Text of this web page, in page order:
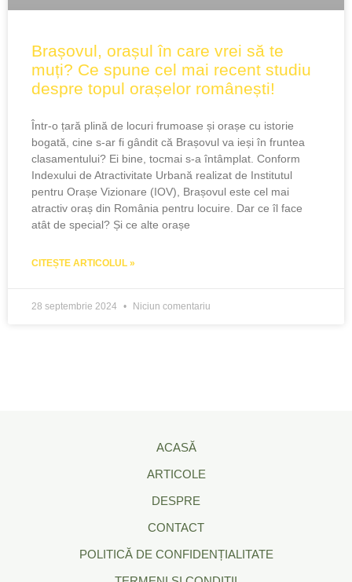
Brașovul, orașul în care vrei să te
muți? Ce spune cel mai recent studiu
despre topul orașelor românești!
Într-o țară plină de locuri frumoase și orașe cu istorie
bogată, cine s-ar fi gândit că Brașovul va ieși în fruntea
clasamentului? Ei bine, tocmai s-a întâmplat. Conform
Indexului de Atractivitate Urbană realizat de Institutul
pentru Orașe Vizionare (IOV), Brașovul este cel mai
atractiv oraș din România pentru locuire. Dar ce îl face
atât de special? Și ce alte orașe
CITEȘTE ARTICOLUL »
28 septembrie 2024 Niciun comentariu
ACASĂ
ARTICOLE
DESPRE
CONTACT
POLITICĂ DE CONFIDENȚIALITATE